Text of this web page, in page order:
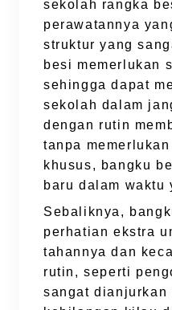
sekolah rangka
perawatannya
struktur yang
besi memerlukan
sehingga dapat
sekolah dalam
dengan rutin
tanpa
khusus, bangku
baru dalam waktu
Sebaliknya,
perhatian ekstra
tahannya dan
rutin, seperti
sangat dianjurkan